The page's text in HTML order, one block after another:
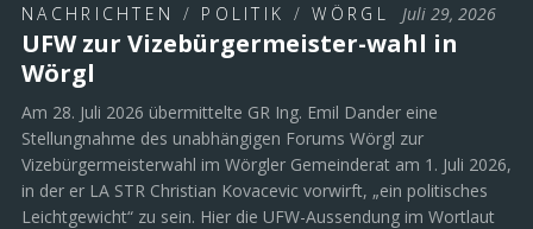
NACHRICHTEN / POLITIK /WÖRGL Juli 29, 2026
UFW zur Vizebürgermeister-wahl in
Wörgl
Am 28. Juli 2026 übermittelte GR Ing. Emil Dander eine
Stellungnahme des unabhängigen Forums Wörgl zur
Vizebürgermeisterwahl im Wörgler Gemeinderat am 1. Juli 2026,
in der er LA STR Christian Kovacevic vorwirft, „ein politisches
Leichtgewicht“ zu sein. Hier die UFW-Aussendung im Wortlaut